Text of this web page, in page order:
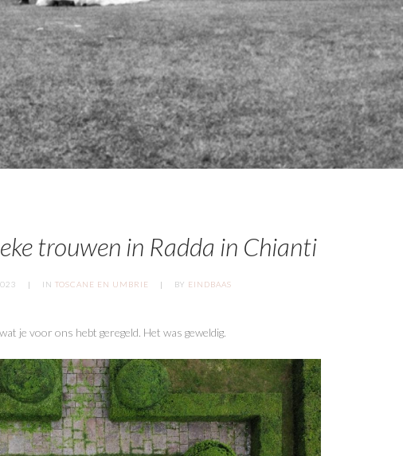
trouwen in Radda in Chianti
IN TOSCANE EN UMBRIE BY EINDBAAS
je voor ons hebt geregeld. Het was geweldig.